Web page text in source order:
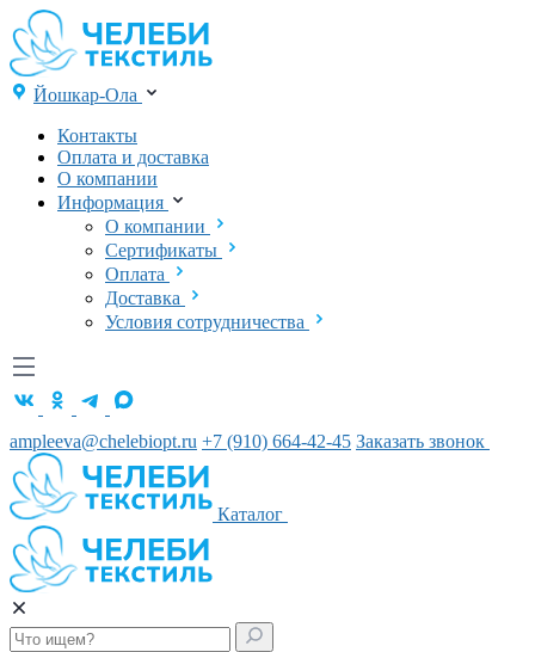
Йошкар-Ола
Контакты
Оплата и доставка
О компании
Информация
О компании
Сертификаты
Оплата
Доставка
Условия сотрудничества
ampleeva@chelebiopt.ru +7 (910) 664-42-45 Заказать звонок
Каталог